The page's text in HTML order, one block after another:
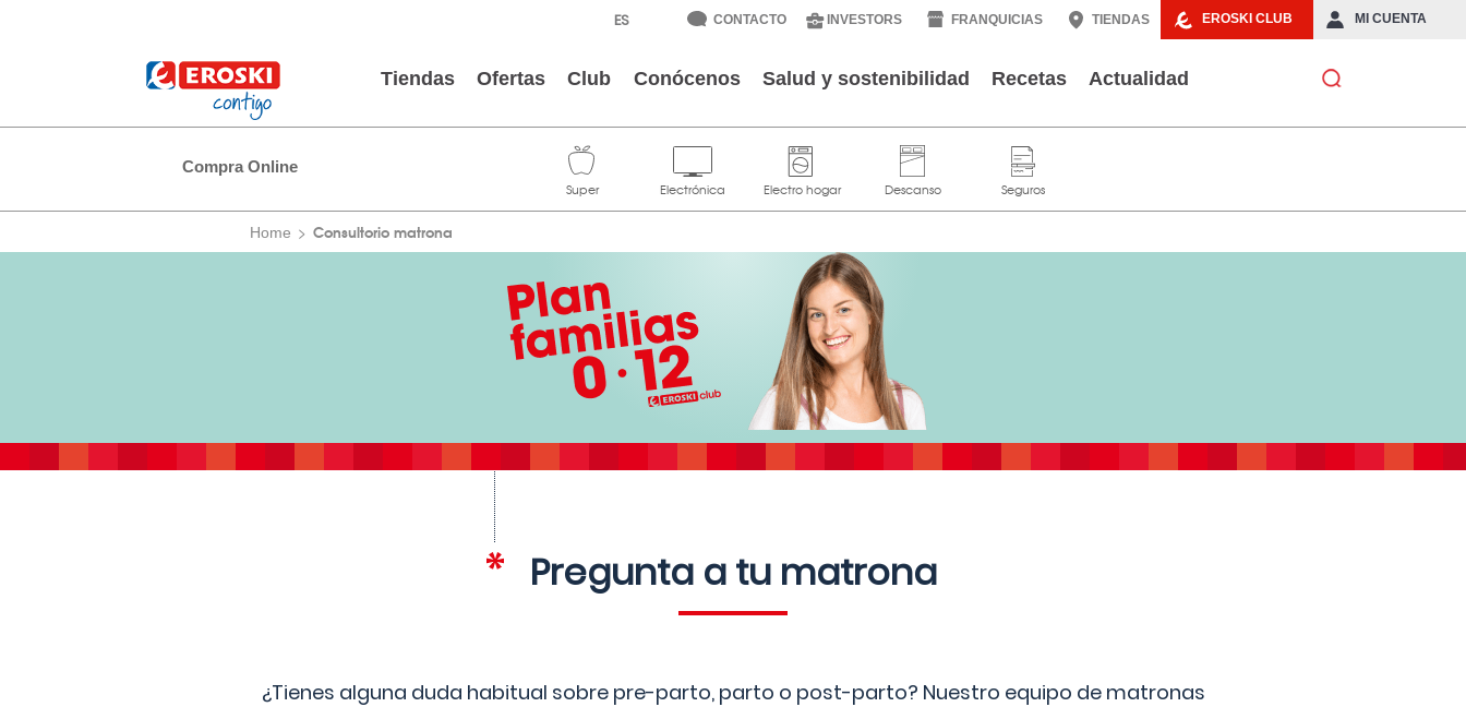
EROSKI CLUB MI CUENTA
CONTACTO INVESTORS FRANQUICIAS TIENDAS
Tiendas Ofertas Club Conócenos Salud y sostenibilidad Recetas Actualidad
Compra Online
Home Consultorio matrona
Pregunta a tu matrona
¿Tienes alguna duda habitual sobre pre-parto, parto o post-parto? Nuestro equipo de matronas